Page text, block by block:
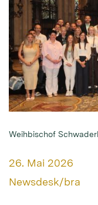
Weihbischof
Datum:
26. Mai 2026
Von:
Newsdesk/bra